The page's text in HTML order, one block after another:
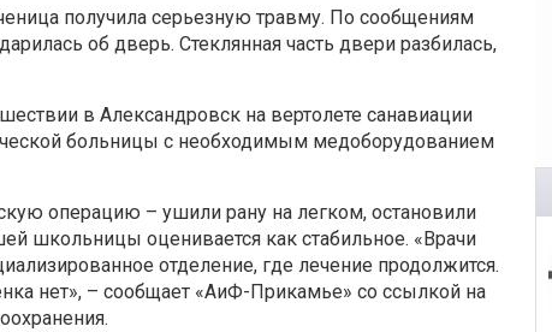
получила серьезную травму. По сообщениям
об дверь. Стеклянная часть двери разбилась,
в Александровск на вертолете санавиации
больницы с необходимым медоборудованием
операцию – ушили рану на легком, остановили
школьницы оценивается как стабильное. «Врачи
отделение, где лечение продолжится.
нет», – сообщает «АиФ-Прикамье» со ссылкой на